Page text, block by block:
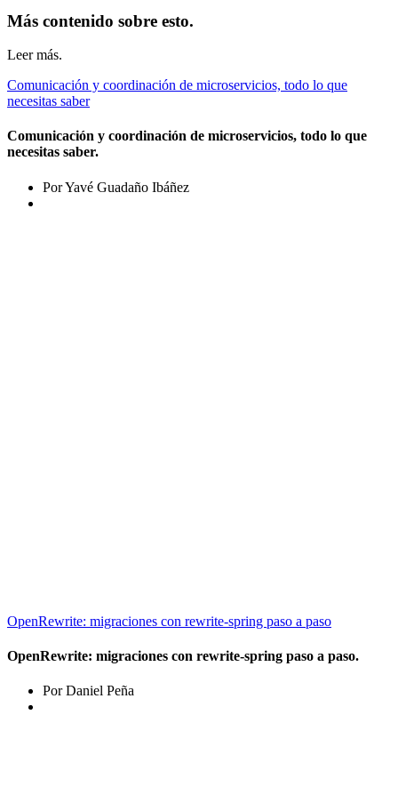
Más contenido sobre esto.
Leer más.
Comunicación y coordinación de microservicios, todo lo que
necesitas saber
Comunicación y coordinación de microservicios, todo lo que
necesitas saber.
Por Yavé Guadaño Ibáñez
OpenRewrite: migraciones con rewrite-spring paso a paso
OpenRewrite: migraciones con rewrite-spring paso a paso.
Por Daniel Peña